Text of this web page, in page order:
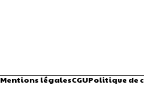
Mentions légalesCGUPolitique de